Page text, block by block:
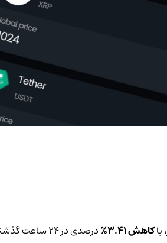
باکاهش 3.41% درصدی در 24 ساعت گذشته، همچنان یکی از پرمعامله‌ترین ارزها است. قیمت فعلی اتریوم